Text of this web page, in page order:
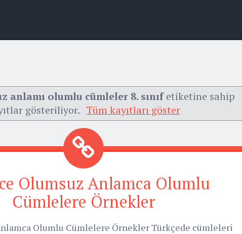
anlamı olumlu cümleler 8. sınıfetiketine sahip
gösteriliyor. Tüm kayıtları göster
Olumsuz Anlamca Olumlu
Cümlelere Örnekler
Olumlu Cümlelere Örnekler Türkçede cümleleri